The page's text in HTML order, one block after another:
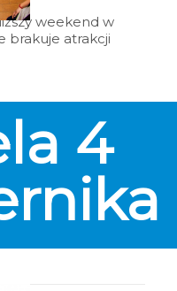
weekend w
brakuje atrakcji
wystąpią:
Paczke i4